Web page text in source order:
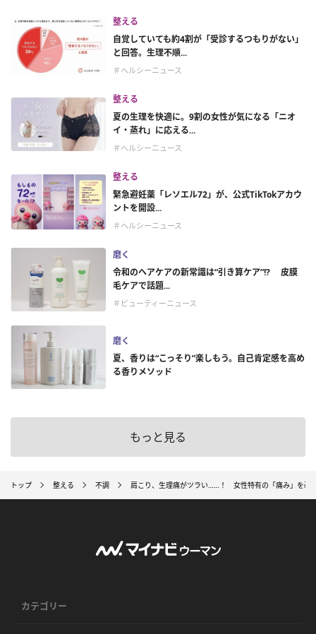
整える
自覚していても約4割が「受診するつもりがない」
と回答。生理不順...
＃ヘルシーニュース
整える
夏の生理を快適に。9割の女性が気になる「ニオ
イ・蒸れ」に応える...
＃ヘルシーニュース
整える
緊急避妊薬「レソエル72」が、公式TikTokアカウ
ントを開設...
＃ヘルシーニュース
磨く
令和のヘアケアの新常識は“引き算ケア”!? 皮膜
毛ケアで話題...
＃ビューティーニュース
磨く
夏、香りは“こっそり”楽しもう。自己肯定感を高め
る香りメソッド
もっと見る
トップ 整える 不調 肩こり、生理痛がツラい……！ 女性特有の「痛み」を改
カテゴリー